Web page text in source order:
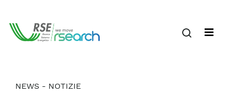
NEWS - NOTIZIE